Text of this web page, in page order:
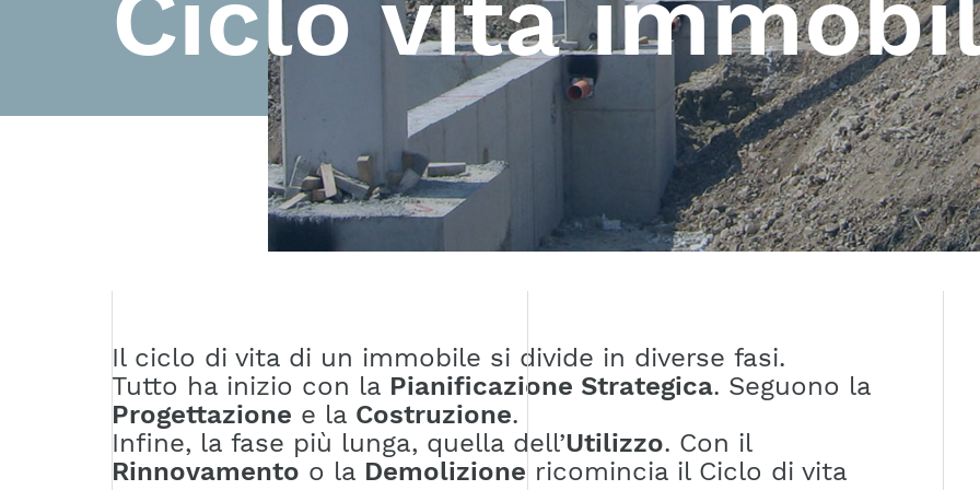
Il ciclo di vita di un immobile si divide in diverse fasi.
Tutto ha inizio con la Pianificazione Strategica. Seguono la
Progettazione e la Costruzione.
Infine, la fase più lunga, quella dell’Utilizzo. Con il
Rinnovamento o la Demolizione ricomincia il Ciclo di vita